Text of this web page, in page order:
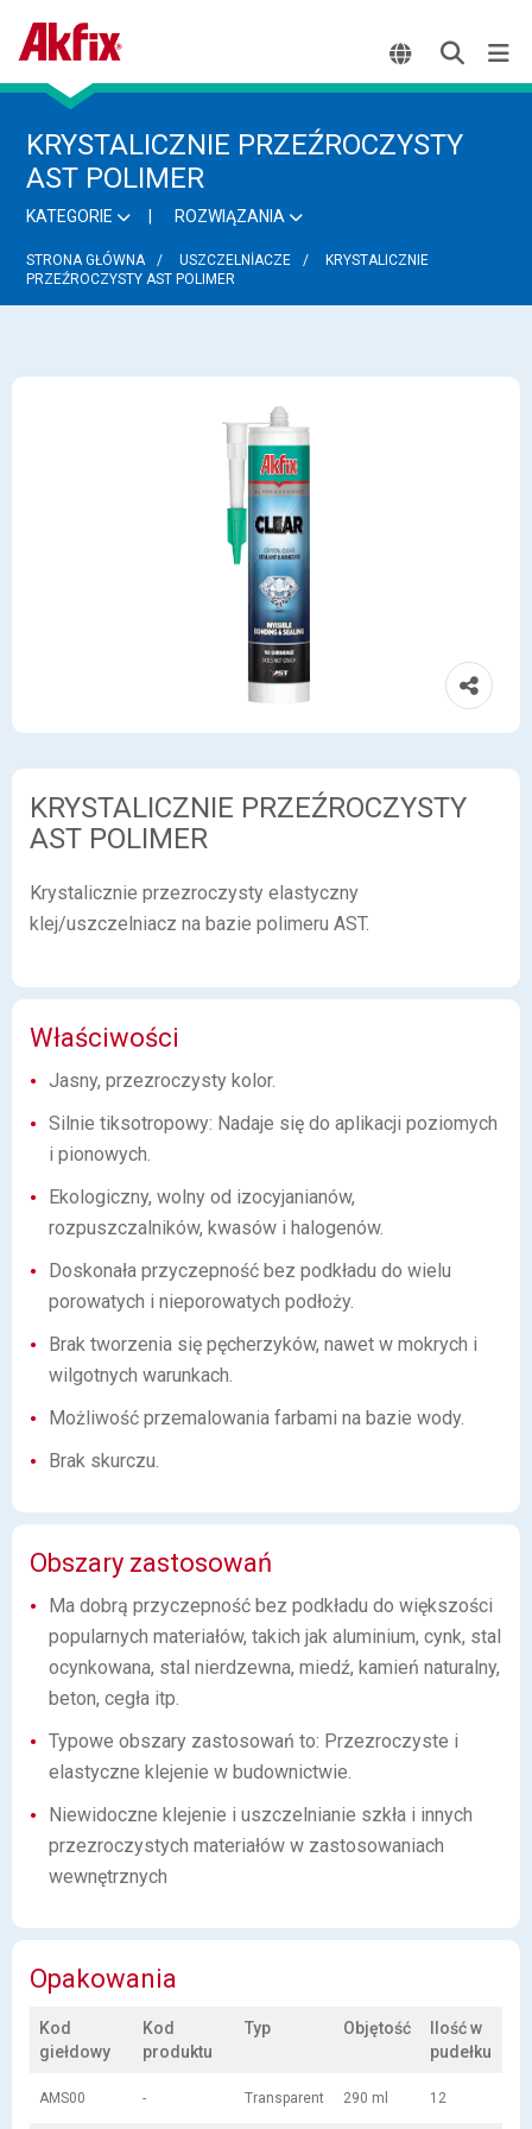
KRYSTALICZNIE PRZEŹROCZYSTY
AST POLIMER
KATEGORIE ROZWIĄZANIA
STRONA GŁÓWNA USZCZELNİACZE
KRYSTALICZNIE
PRZEŹROCZYSTY AST POLIMER
KRYSTALICZNIE PRZEŹROCZYSTY
AST POLIMER
Krystalicznie przezroczysty elastyczny
klej/uszczelniacz na bazie polimeru AST.
Właściwości
Jasny, przezroczysty kolor.
Silnie tiksotropowy: Nadaje się do aplikacji poziomych
i pionowych.
Ekologiczny, wolny od izocyjanianów,
rozpuszczalników, kwasów i halogenów.
Doskonała przyczepność bez podkładu do wielu
porowatych i nieporowatych podłoży.
Brak tworzenia się pęcherzyków, nawet w mokrych i
wilgotnych warunkach.
Możliwość przemalowania farbami na bazie wody.
Brak skurczu.
Obszary zastosowań
Ma dobrą przyczepność bez podkładu do większości
popularnych materiałów, takich jak aluminium, cynk, stal
ocynkowana, stal nierdzewna, miedź, kamień naturalny,
beton, cegła itp.
Typowe obszary zastosowań to: Przezroczyste i
elastyczne klejenie w budownictwie.
Niewidoczne klejenie i uszczelnianie szkła i innych
przezroczystych materiałów w zastosowaniach
wewnętrznych
Opakowania
Kod
giełdowy
Kod
produktu
Typ Objętość
Ilość w
pudełku
AMS00 - Transparent 290 ml 12